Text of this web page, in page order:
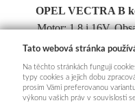
OPEL VECTRA B
Motor: 1.8 i 16V,
2000.09, výkon:
OPEL VECTRA B
Tato webová stránka
Na těchto stránkách fungují
typy cookies a jejich dobu
prosím Vámi preferovanou
výkonu vašich práv v souvislosti